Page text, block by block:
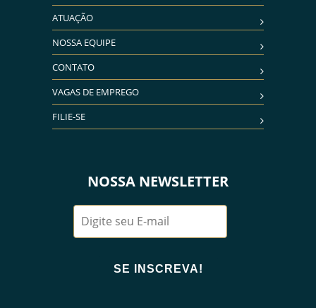
ATUAÇÃO
NOSSA EQUIPE
CONTATO
VAGAS DE EMPREGO
FILIE-SE
NOSSA NEWSLETTER